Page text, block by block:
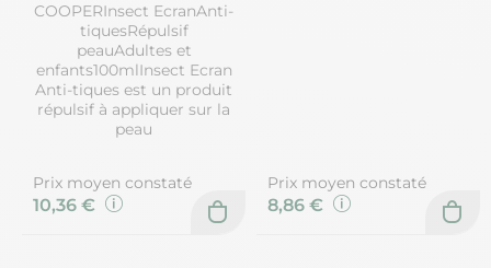
COOPERInsect EcranAnti-
tiquesRépulsif
peauAdultes et
enfants100mlInsect Ecran
Anti-tiques est un produit
répulsif à appliquer sur la
peau
Prix moyen constaté
10,36 €
Prix moyen constaté
8,86 €